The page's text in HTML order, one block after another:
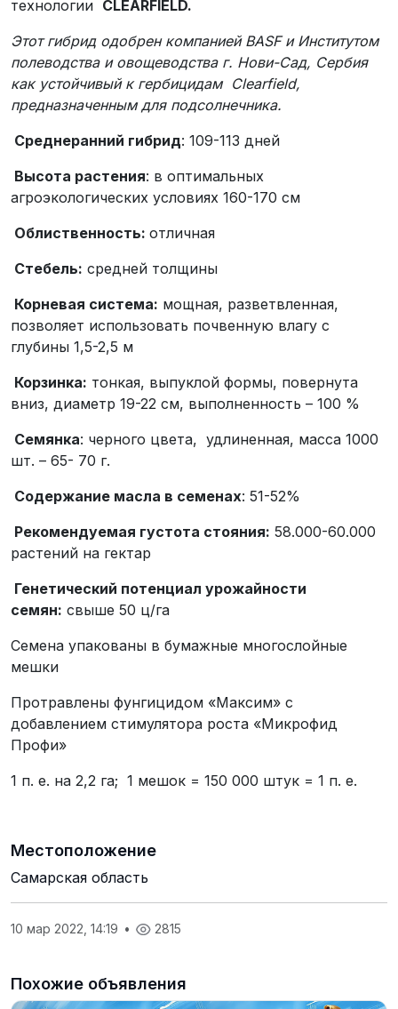
технологии CLEARFIELD.
Этот гибрид одобрен компанией BASF и Институтом
полеводства и овощеводства г. Нови-Сад, Сербия
как устойчивый к гербицидам Clearfield,
предназначенным для подсолнечника.
Среднеранний гибрид: 109-113 дней
Высота растения: в оптимальных
агроэкологических условиях 160-170 см
Облиственность: отличная
Стебель: средней толщины
Корневая система: мощная, разветвленная,
позволяет использовать почвенную влагу с
глубины 1,5-2,5 м
Корзинка: тонкая, выпуклой формы, повернута
вниз, диаметр 19-22 см, выполненность – 100 %
Семянка: черного цвета, удлиненная, масса 1000
шт. – 65- 70 г.
Содержание масла в семенах: 51-52%
Рекомендуемая густота стояния: 58.000-60.000
растений на гектар
Генетический потенциал урожайности
семян: свыше 50 ц/га
Семена упакованы в бумажные многослойные
мешки
Протравлены фунгицидом «Максим» с
добавлением стимулятора роста «Микрофид
Профи»
1 п. е. на 2,2 га; 1 мешок = 150 000 штук = 1 п. е.
Местоположение
Самарская область
10 мар 2022, 14:19 • 2815
Похожие объявления